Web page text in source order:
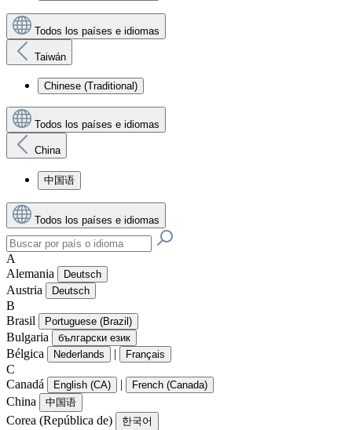
Todos los países e idiomas
Taiwán
Chinese (Traditional)
Todos los países e idiomas
China
中国语
Todos los países e idiomas
A
Alemania
Deutsch
Austria Deutsch
B
Brasil
Portuguese (Brazil)
Bulgaria български език
Bélgica Nederlands | Français
C
Canadá
English (CA) | French (Canada)
China 中国语
Corea (República de) 한국어